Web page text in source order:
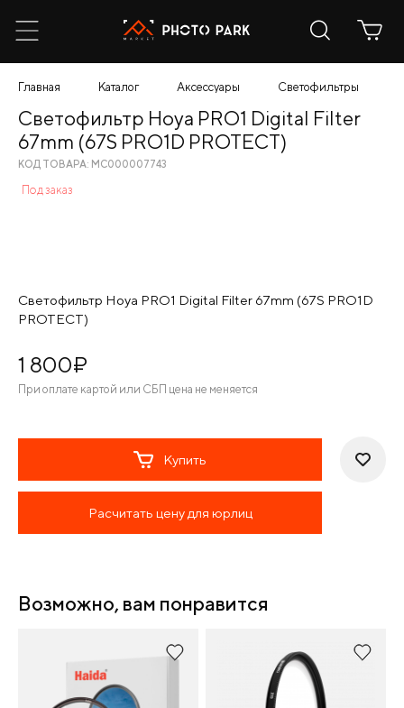
Главная Каталог Аксессуары Светофильтры
Светофильтр Hoya PRO1 Digital Filter 67mm (67S PRO1D
PROTECT)
1 800¤
При оплате картой или СБП цена не меняется
Купить
Расчитать цену для юрлиц
Возможно, вам понравится
Светофильтр Hoya PRO1 Digital Filter
67mm (67S PRO1D PROTECT)
КОД ТОВАРА: МС000007743
Под заказ